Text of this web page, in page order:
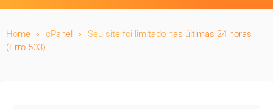
Home cPanel
Seu site foi limitado nas últimas 24 horas
(Erro 503)